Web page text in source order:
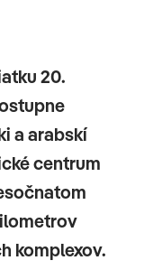
20.
a arabskí
centrum
komplexov.